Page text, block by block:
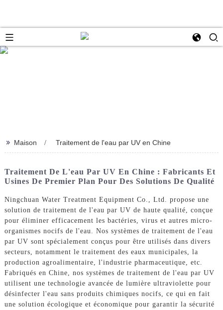
>> Maison Traitement de l'eau par UV en Chine
Traitement De L'eau Par UV En Chine : Fabricants Et
Usines De Premier Plan Pour Des Solutions De Qualité
Ningchuan Water Treatment Equipment Co., Ltd. propose une
solution de traitement de l'eau par UV de haute qualité, conçue
pour éliminer efficacement les bactéries, virus et autres micro-
organismes nocifs de l'eau. Nos systèmes de traitement de l'eau
par UV sont spécialement conçus pour être utilisés dans divers
secteurs, notamment le traitement des eaux municipales, la
production agroalimentaire, l'industrie pharmaceutique, etc.
Fabriqués en Chine, nos systèmes de traitement de l'eau par UV
utilisent une technologie avancée de lumière ultraviolette pour
désinfecter l'eau sans produits chimiques nocifs, ce qui en fait
une solution écologique et économique pour garantir la sécurité